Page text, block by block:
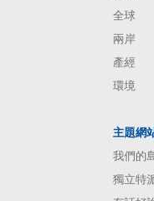
全球
兩岸
產經
環境
主題網
我們的
獨立特